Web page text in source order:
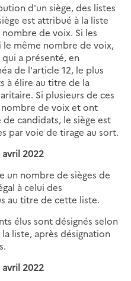
d'un siège, des listes
est attribué à la liste
de voix. Si les
le même nombre de voix,
a présenté, en
de l'article 12, le plus
à élire au titre de la
Si plusieurs de ces
de voix et ont
candidats, le siège est
par voie de tirage au sort.
2022
un nombre de sièges de
à celui des
au titre de cette liste.
élus sont désignés selon
liste, après désignation
2022